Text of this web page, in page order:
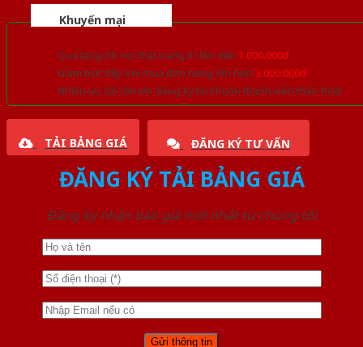
Khuyến mại
Quà tặng đồ nội thất trang trí lên đến 1.000.000đ
Giảm trực tiếp khi mua đơn hàng lớn hơn 3.000.000đ
Nhiều ưu đãi lớn khi đăng ký tài khoản thành viên thân thiết
TẢI BẢNG GIÁ ĐĂNG KÝ TƯ VẤN
ĐĂNG KÝ TẢI BẢNG GIÁ
Đăng ký nhận báo giá mới nhất từ chúng tôi